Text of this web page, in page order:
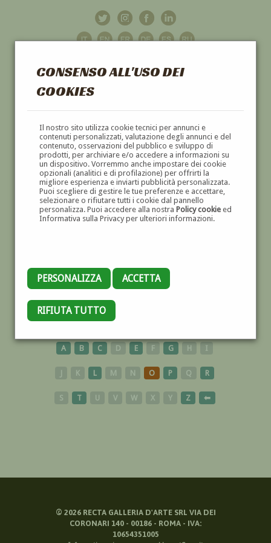
CONSENSO ALL'USO DEI
COOKIES
Il nostro sito utilizza cookie tecnici per annunci e
contenuti personalizzati, valutazione degli annunci e del
contenuto, osservazioni del pubblico e sviluppo di
prodotti, per archiviare e/o accedere a informazioni su
un dispositivo. Vorremmo anche impostare dei cookie
opzionali (analitici e di profilazione) per offrirti la
migliore esperienza e inviarti pubblicità personalizzata.
Puoi scegliere di gestire le tue preferenze e accettare,
selezionare o rifiutare tutti i cookie dal pannello
personalizza. Puoi accedere alla nostra Policy cookieed
Informativa sulla Privacy per ulteriori informazioni.
PERSONALIZZA ACCETTA
RIFIUTA TUTTO
GALLERIAD'ARTE
DIPINTI E SCULTURE '800 E '900
FUMETTISTI
A B C D E F G H I
J K L M N O P Q R
S T U V W X Y Z ⬅
© 2026RECTA GALLERIA D'ARTE SRL VIA DEI
CORONARI 140 - 00186 - ROMA - IVA:
10654351005